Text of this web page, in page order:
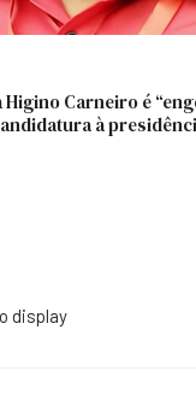
Carneiro é
à
display